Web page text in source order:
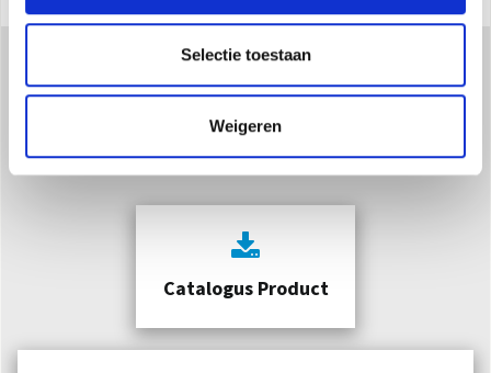
Selectie toestaan
Weigeren
Downloaden
Catalogus Product